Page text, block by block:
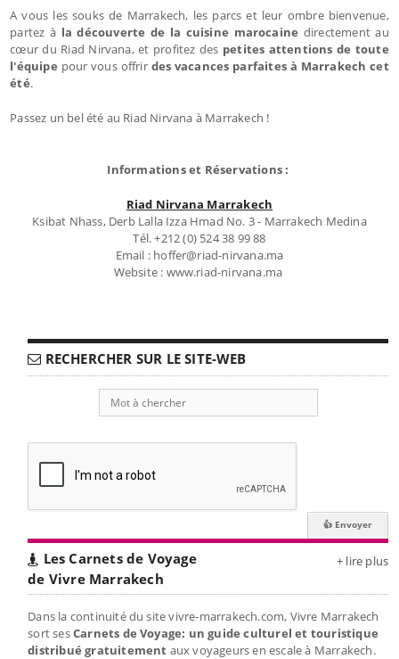
A vous les souks de Marrakech, les parcs et leur ombre bienvenue,
partez à la découverte de la cuisine marocaine directement au
cœur du Riad Nirvana, et profitez des petites attentions de toute
l'équipe pour vous offrir des vacances parfaites à Marrakech cet
été.
Passez un bel été au Riad Nirvana à Marrakech !
Informations et Réservations :
Riad Nirvana Marrakech
Ksibat Nhass, Derb Lalla Izza Hmad No. 3 - Marrakech Medina
Tél. +212 (0) 524 38 99 88
Email : hoffer@riad-nirvana.ma
Website : www.riad-nirvana.ma
RECHERCHER SUR LE SITE-WEB
Les Carnets de Voyage
de Vivre Marrakech
+ lire plus
Dans la continuité du site vivre-marrakech.com, Vivre Marrakech
sort sesCarnets de Voyage: un guide culturel et touristique
distribué gratuitement aux voyageurs en escale à Marrakech.